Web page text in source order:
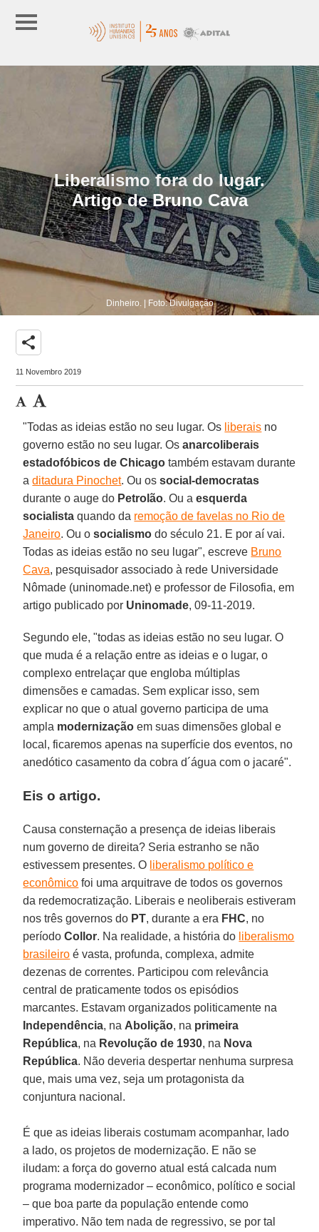
Liberalismo fora do lugar.
Artigo de Bruno Cava
Dinheiro. | Foto: Divulgação
share
11 Novembro 2019
"Todas as ideias estão no seu lugar. Os liberais no
governo estão no seu lugar. Osanarcoliberais
estadofóbicos de Chicago também estavam durante
aditadura Pinochet. Ou os social-democratas
durante o auge do Petrolão. Ou aesquerda
socialista quando da remoção de favelas no Rio de
Janeiro. Ou osocialismo do século 21. E por aí vai.
Todas as ideias estão no seu lugar", escreve Bruno
Cava, pesquisador associado à rede Universidade
Nômade (uninomade.net) e professor de Filosofia, em
artigo publicado por Uninomade, 09-11-2019.
Segundo ele, "todas as ideias estão no seu lugar. O
que muda é a relação entre as ideias e o lugar, o
complexo entrelaçar que engloba múltiplas
dimensões e camadas. Sem explicar isso, sem
explicar no que o atual governo participa de uma
ampla modernização em suas dimensões global e
local, ficaremos apenas na superfície dos eventos, no
anedótico casamento da cobra d´água com o jacaré".
Eis o artigo.
Causa consternação a presença de ideias liberais
num governo de direita? Seria estranho se não
estivessem presentes. O liberalismo político e
econômico foi uma arquitrave de todos os governos
da redemocratização. Liberais e neoliberais estiveram
nos três governos do PT, durante a era FHC, no
períodoCollor. Na realidade, a história do liberalismo
brasileiro é vasta, profunda, complexa, admite
dezenas de correntes. Participou com relevância
central de praticamente todos os episódios
marcantes. Estavam organizados politicamente na
Independência, na Abolição, na primeira
República, na Revolução de 1930, na Nova
República. Não deveria despertar nenhuma surpresa
que, mais uma vez, seja um protagonista da
conjuntura nacional.
É que as ideias liberais costumam acompanhar, lado
a lado, os projetos de modernização. E não se
iludam: a força do governo atual está calcada num
programa modernizador – econômico, político e social
– que boa parte da população entende como
imperativo. Não tem nada de regressivo, se por tal